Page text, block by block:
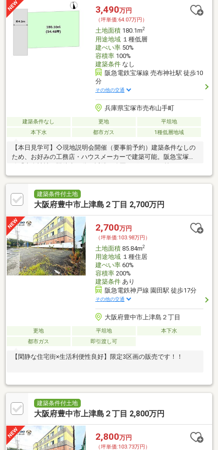
3,490万円
（坪単価:64.07万円）
土地面積180.1m2
用途地域１種低層
建ぺい率50%
容積率100%
建築条件なし
阪急電鉄宝塚線 売布神社駅 徒歩10
分
その他の交通
兵庫県宝塚市売布山手町
建築条件なし 更地
平坦地
本下水
都市ガス 1種低層地域
【本日見学可】◇現地説明会開催（要事前予約）建築条件なしの
ため、お好みの工務店・ハウスメーカーで建築可能。阪急宝塚本
線「売布神社」駅徒歩10分。近隣に公園・グラウンド等があり、
運動もしやすい環境です。
建築条件付土地
大阪府豊中市上津島２丁目 2,700万円
2,700万円
（坪単価:103.98万円）
土地面積85.84m2
用途地域１種住居
建ぺい率60%
容積率200%
建築条件あり
阪急電鉄神戸線 園田駅 徒歩17分
その他の交通
大阪府豊中市上津島２丁目
更地 平坦地
本下水
都市ガス
即引渡し可
【閑静な住宅街×生活利便性良好】限定3区画の販売です！！
建築条件付土地
大阪府豊中市上津島２丁目 2,800万円
2,800万円
（坪単価:103.73万円）